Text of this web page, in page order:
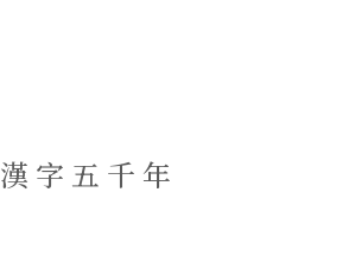
漢字五千年